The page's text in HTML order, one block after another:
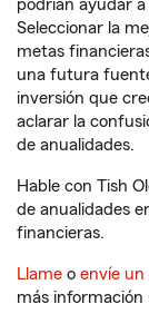
podrían ayudar
Seleccionar la
metas
una futura
inversión que
aclarar la
de anualidades.
Hable con Tish
de anualidades
financieras.
Llame o envíe un
más información